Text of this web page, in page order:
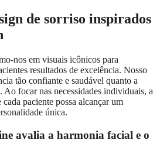
de sorriso inspirados
nos em visuais icônicos para
resultados de excelência. Nosso
tão confiante e saudável quanto a
Ao focar nas necessidades individuais, a
paciente possa alcançar um
única.
avalia a harmonia facial e o